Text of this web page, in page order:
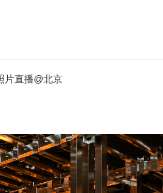
片直播@北京